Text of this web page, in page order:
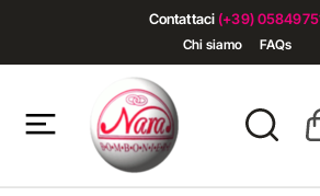
Contattaci (+39)
Chi siamo FAQs